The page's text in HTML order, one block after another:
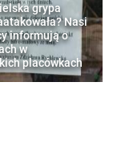
grypa
Nasi
informują o
w
placówkach